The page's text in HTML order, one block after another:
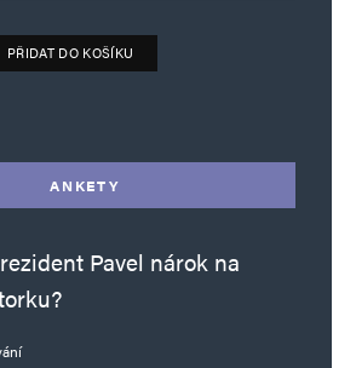
reklam množství
PŘIDAT DO KOŠÍKU
ANKETY
Pavel nárok na